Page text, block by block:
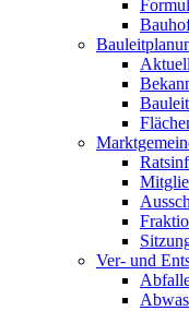
Ver- und